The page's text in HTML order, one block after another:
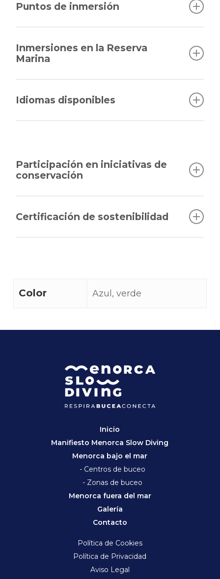
Participación en iniciativas de
conservación
conservación «Project Aware» de PADI
Certificación de sostenibilidad
Puntos de inmersión
d’Addaia, Punta den Pentiner
Inmersiones en la Reserva
Marina
des Grau
Idiomas disponibles
Color Azul, verde
Inicio
Manifiesto Menorca Slow Diving
Menorca bajo el mar
- Centros de buceo
- Zonas de buceo
Menorca fuera del mar
Galería
Contacto
Política de Cookies
Política de Privacidad
Aviso Legal